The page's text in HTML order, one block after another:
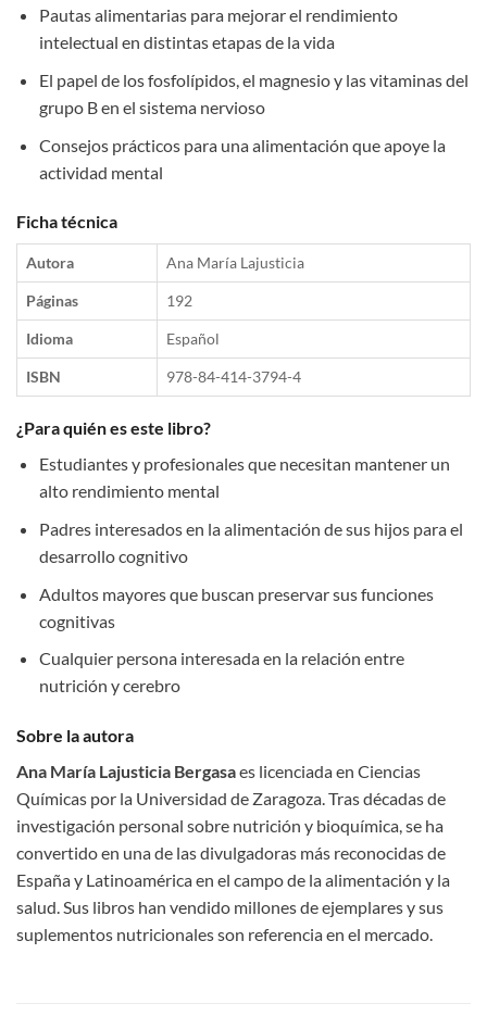
Pautas alimentarias para mejorar el rendimiento
intelectual en distintas etapas de la vida
El papel de los fosfolípidos, el magnesio y las vitaminas del
grupo B en el sistema nervioso
Consejos prácticos para una alimentación que apoye la
actividad mental
Ficha técnica
Autora Ana María Lajusticia
Páginas 192
Idioma Español
ISBN 978-84-414-3794-4
¿Para quién es este libro?
Estudiantes y profesionales que necesitan mantener un
alto rendimiento mental
Padres interesados en la alimentación de sus hijos para el
desarrollo cognitivo
Adultos mayores que buscan preservar sus funciones
cognitivas
Cualquier persona interesada en la relación entre
nutrición y cerebro
Sobre la autora
Ana María Lajusticia Bergasaes licenciada en Ciencias
Químicas por la Universidad de Zaragoza. Tras décadas de
investigación personal sobre nutrición y bioquímica, se ha
convertido en una de las divulgadoras más reconocidas de
España y Latinoamérica en el campo de la alimentación y la
salud. Sus libros han vendido millones de ejemplares y sus
suplementos nutricionales son referencia en el mercado.